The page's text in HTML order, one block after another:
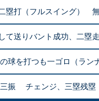
塁打（フルスイング）
て送りバント成功、二塁
球を打つも一ゴロ（ラ
三振 チェンジ、三塁残